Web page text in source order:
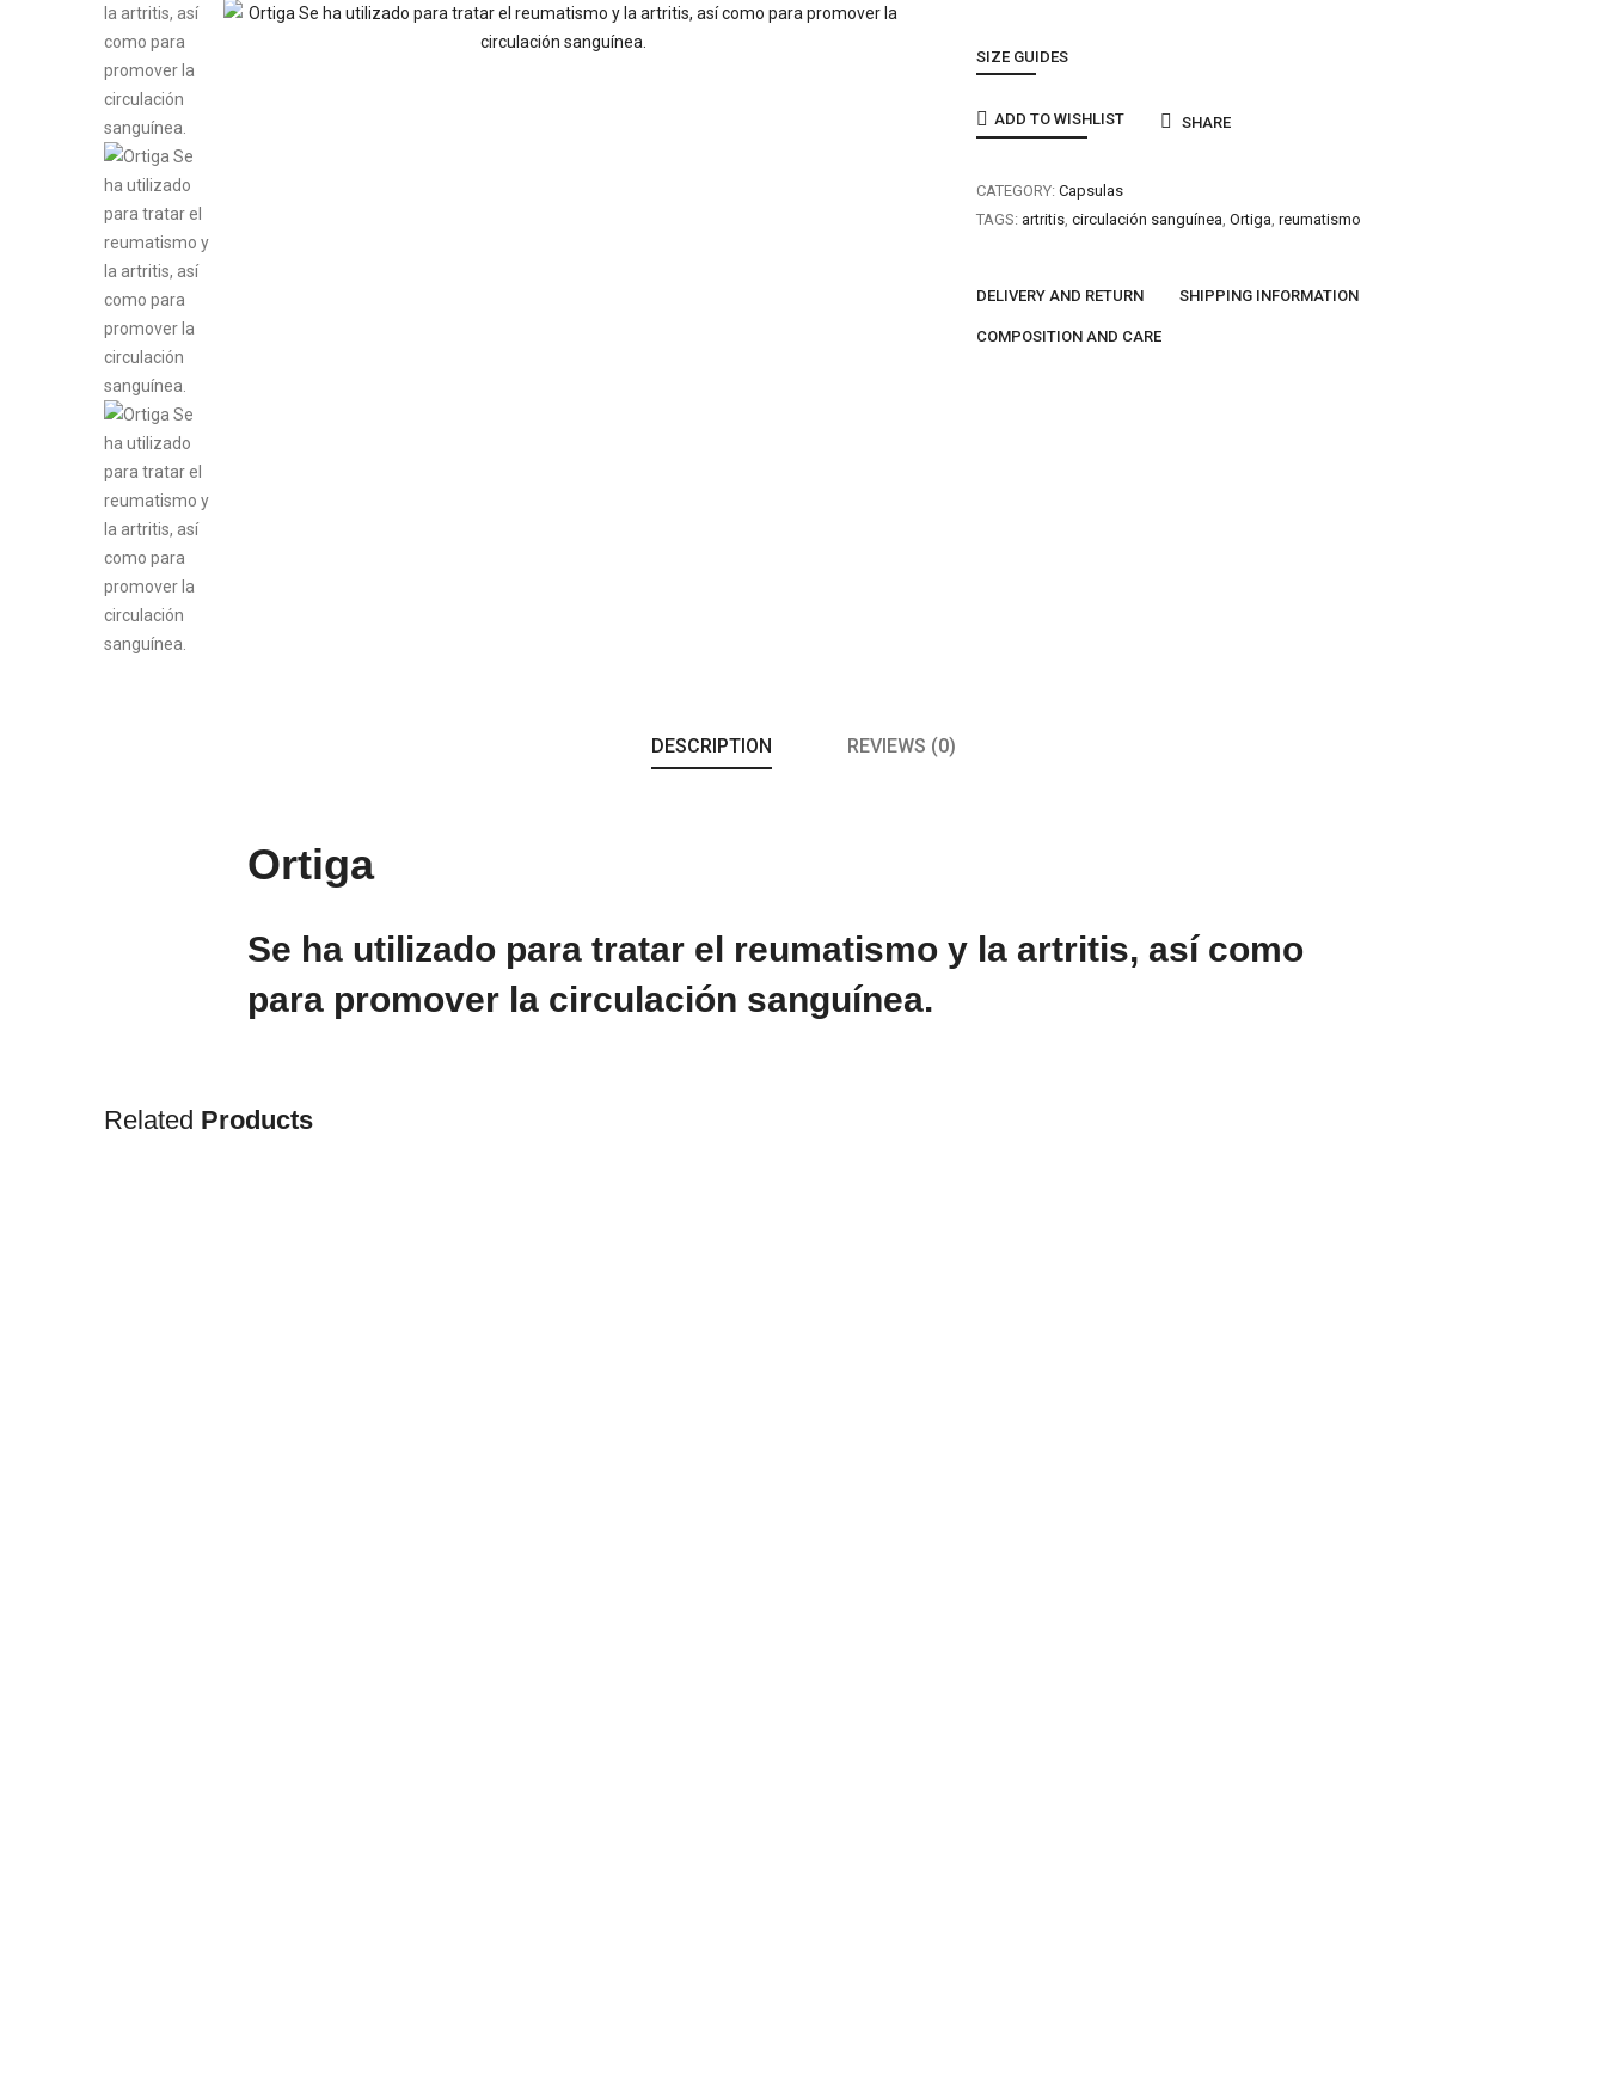
SIZE GUIDES
ADD TO WISHLIST SHARE
CATEGORY: Capsulas
TAGS: artritis, circulación sanguínea, Ortiga, reumatismo
DELIVERY AND RETURN SHIPPING INFORMATION
COMPOSITION AND CARE
DESCRIPTION REVIEWS (0)
Ortiga
Se ha utilizado para tratar el reumatismo y la artritis, así como
para promover la circulación sanguínea.
Related Products